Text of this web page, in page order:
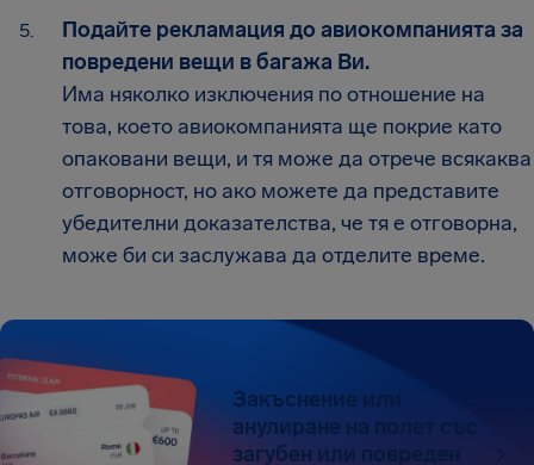
Подайте рекламация до авиокомпанията за
повредени вещи в багажа Ви.
Има няколко изключения по отношение на
това, което авиокомпанията ще покрие като
опаковани вещи, и тя може да отрече всякаква
отговорност, но ако можете да представите
убедителни доказателства, че тя е отговорна,
може би си заслужава да отделите време.
Закъснение или
анулиране на полет със
загубен или повреден